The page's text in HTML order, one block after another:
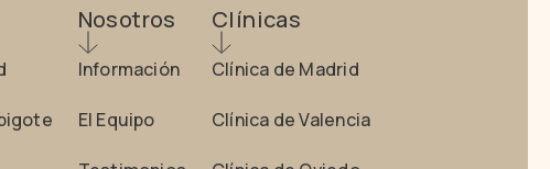
Nosotros
Información
El Equipo
Clínicas
Clínica de Madrid
Clínica de Valencia